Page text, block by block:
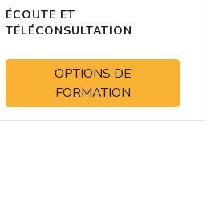
ÉCOUTE ET
TÉLÉCONSULTATION
OPTIONS DE
FORMATION